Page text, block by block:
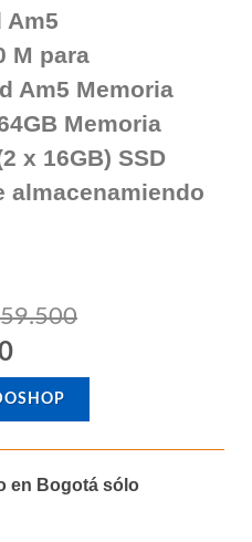
Am5
M para
Am5 Memoria
Memoria
x 16GB) SSD
almacenamiendo
en Bogotá sólo